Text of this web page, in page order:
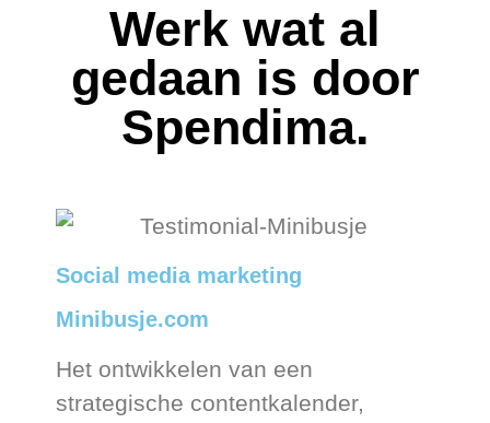
Werk wat al
gedaan is door
Spendima.
Social media marketing
Minibusje.com
Het ontwikkelen van een
strategische contentkalender,